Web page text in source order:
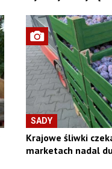
SADY
Krajowe śliwki
marketach nadal